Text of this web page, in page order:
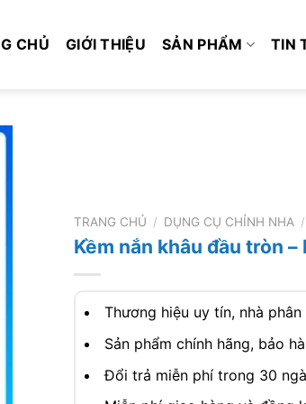
CHỦ GIỚI THIỆU SẢN PHẨM TIN
TRANG CHỦ / DỤNG CỤ CHỈNH NHA /
Kềm nắn khâu đầu tròn –
Thương hiệu uy tín, nhà
Sản phẩm chính hãng, bảo
Đổi trả miễn phí trong 30